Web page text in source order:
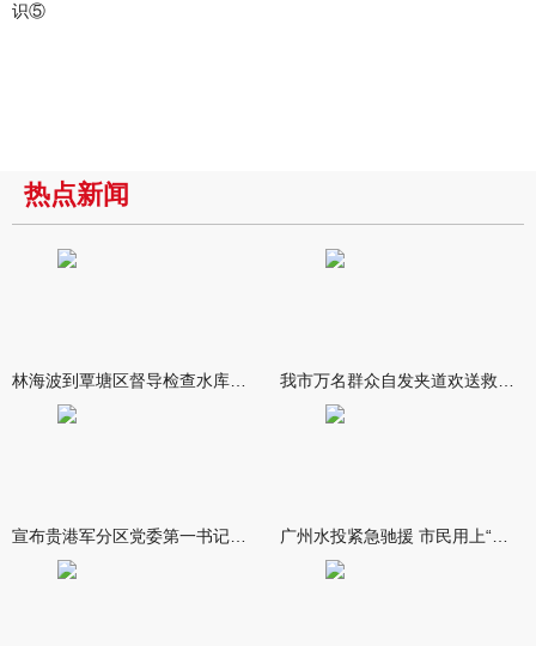
识⑤
热点新闻